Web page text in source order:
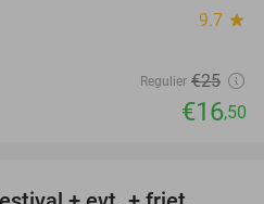
9.7 star
Regulier €25
€16,50